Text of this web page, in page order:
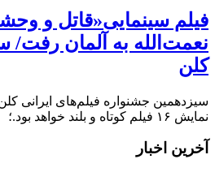
فیلم سینمایی«قاتل و
نعمت‌الله به آلمان رفت/
کلن
سیزدهمین جشنواره فیلم‌های ایرانی
نمایش ۱۶ فیلم کوتاه و بلند خواهد بود.؛
آخرین اخبار